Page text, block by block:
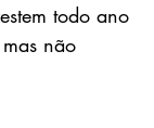
todo ano
não